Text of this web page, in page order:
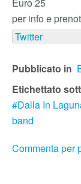
per info e
Twitter
Pubblicato in
Etichettato
Dalla In
band
Commenta per